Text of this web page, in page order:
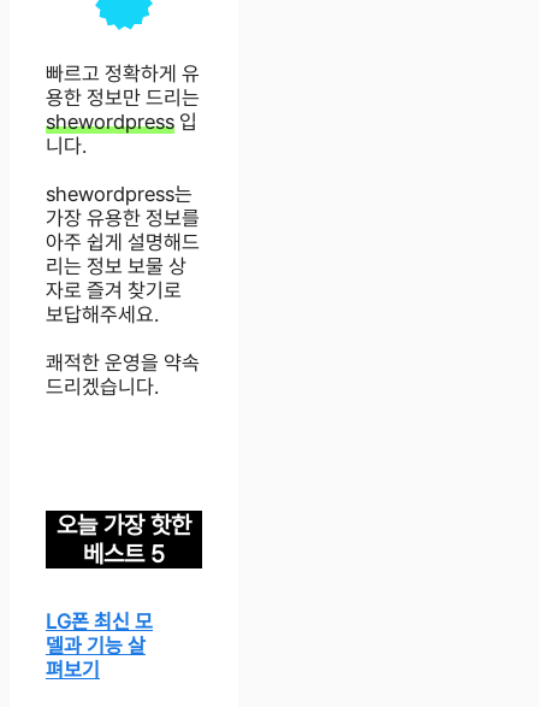
빠르고 정확하게 유
용한 정보만 드리는
shewordpress 입
니다.
shewordpress는
가장 유용한 정보를
아주 쉽게 설명해드
리는 정보 보물 상
자로 즐겨 찾기로
보답해주세요.
쾌적한 운영을 약속
드리겠습니다.
오늘 가장 핫한
베스트 5
LG폰 최신 모
델과 기능 살
펴보기